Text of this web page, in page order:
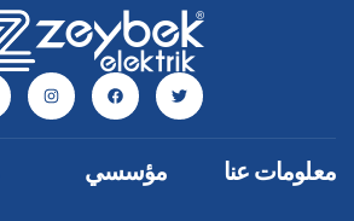
معلومات عنا مؤسسي